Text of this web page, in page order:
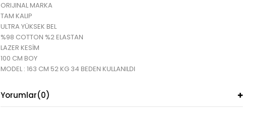
ORIJINAL MARKA
TAM KALIP
ULTRA YÜKSEK BEL
%98 COTTON %2 ELASTAN
LAZER KESİM
100 CM BOY
MODEL : 163 CM 52 KG 34 BEDEN KULLANILDI
Yorumlar(0)